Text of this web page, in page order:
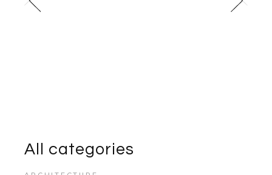
All categories